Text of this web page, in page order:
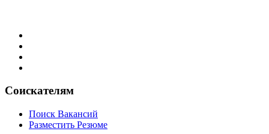
Соискателям
Поиск Вакансий
Разместить Резюме